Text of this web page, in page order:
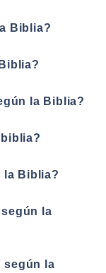
Biblia?
la Biblia?
la Biblia?
la
según la